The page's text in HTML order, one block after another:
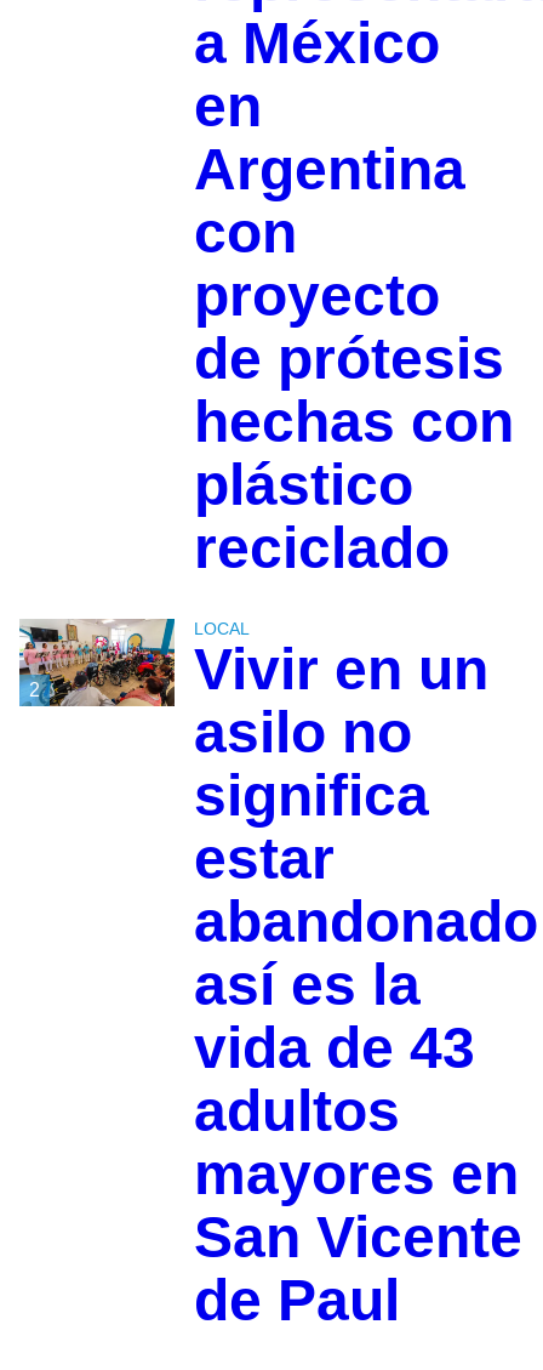
a México
en
Argentina
con
proyecto
de prótesis
hechas con
plástico
reciclado
2
LOCAL
Vivir en un
asilo no
significa
estar
así es la
vida de 43
adultos
mayores en
San Vicente
de Paul